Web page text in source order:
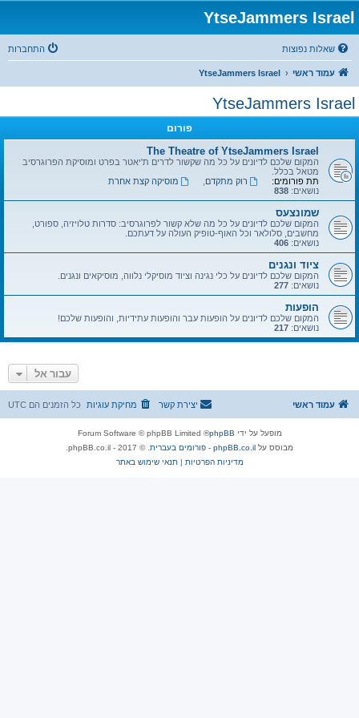
YtseJammers Israel
שאלות נפוצות התחברות
עמוד ראשי YtseJammers Israel
YtseJammers Israel
פורום
The Theatre of YtseJammers Israel
המקום שלכם לדיונים על כל מה שקשור לדרים ת'יאטר בפרט ומוסיקת הפרוגרסיב
מטאל בכלל.
תת פורומים:
רוק מתקדם
מוסיקה קצת אחרת
נושאים: 838
שמונצעס
המקום שלכם לדיונים על כל מה שלא קשור לפרוגרסיב: סדרות טלויזיה, ספורט,
מחשבים, סלולאר וכל האוף-טופיק העולה על דעתכם.
נושאים: 406
ציוד ונגנים
המקום שלכם לדיונים על כלי נגינה וציוד מוסיקלי נלווה, מוסיקאים ונגנים.
נושאים: 277
הופעות
המקום שלכם לדיונים על הופעות עבר והופעות עתידיות, והופעות שלכם!
נושאים: 217
עבור אל
עמוד ראשי כל הזמנים הם UTC מחיקת עוגיות יצירת קשר
מופעל על ידי phpBB
® Forum Software © phpBB Limited
מבוסס על phpBB.co.il - פורומים בעברית
. © 2017 - phpBB.co.il.
מדיניות הפרטיות |תנאי שימוש באתר